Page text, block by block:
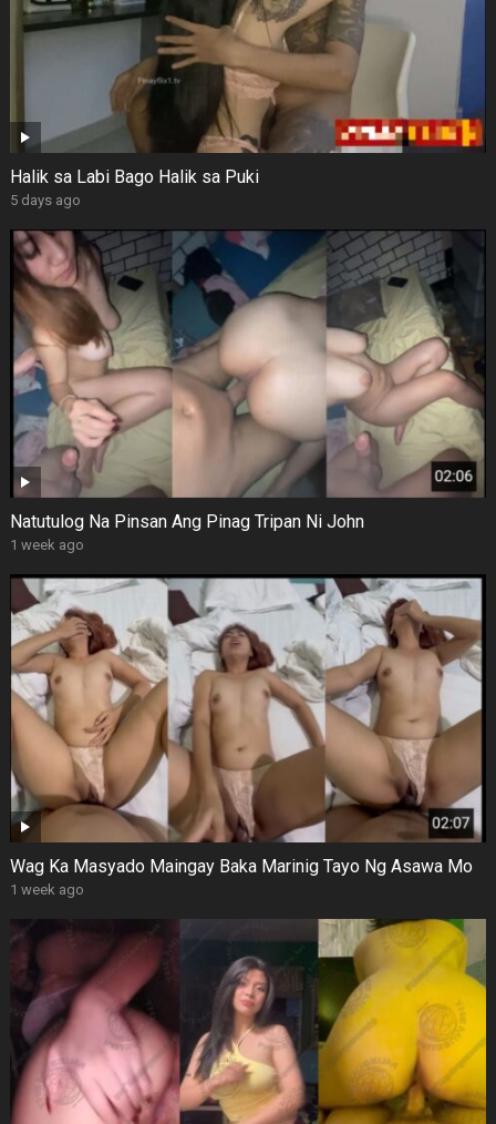
Halik sa Labi Bago Halik sa Puki
5 days ago
Natutulog Na Pinsan Ang Pinag Tripan Ni John
1 week ago
Wag Ka Masyado Maingay Baka Marinig Tayo Ng Asawa Mo
1 week ago